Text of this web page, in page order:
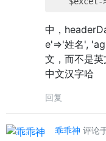
中，
e'=>'姓名',
文，而不是
中文汉字哈
回复
乖乖神 评论